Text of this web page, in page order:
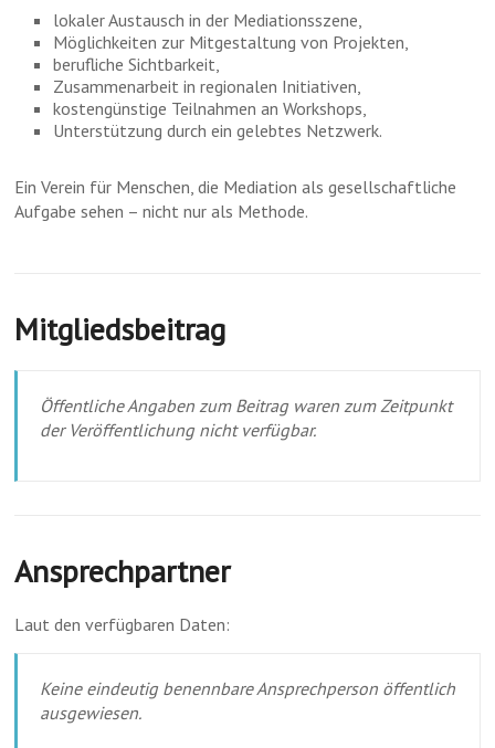
lokaler Austausch in der Mediationsszene,
Möglichkeiten zur Mitgestaltung von Projekten,
berufliche Sichtbarkeit,
Zusammenarbeit in regionalen Initiativen,
kostengünstige Teilnahmen an Workshops,
Unterstützung durch ein gelebtes Netzwerk.
Ein Verein für Menschen, die Mediation als gesellschaftliche
Aufgabe sehen – nicht nur als Methode.
Mitgliedsbeitrag
Öffentliche Angaben zum Beitrag waren zum Zeitpunkt
der Veröffentlichung nicht verfügbar.
Ansprechpartner
Laut den verfügbaren Daten:
Keine eindeutig benennbare Ansprechperson öffentlich
ausgewiesen.